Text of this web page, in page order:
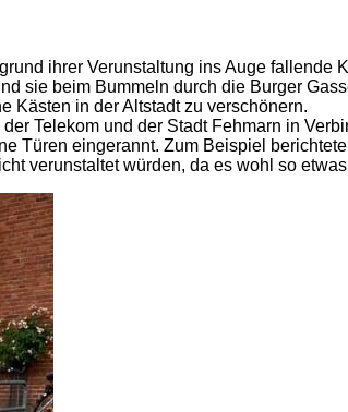
ihrer Verunstaltung ins Auge fallende
sie beim Bummeln durch die Burger
Kästen in der Altstadt zu verschönern.
Telekom und der Stadt Fehmarn in
Türen eingerannt. Zum Beispiel
verunstaltet würden, da es wohl so